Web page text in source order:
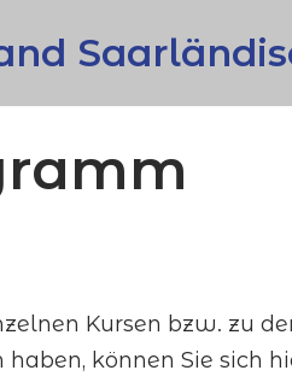
Kursen bzw. zu
können Sie sich